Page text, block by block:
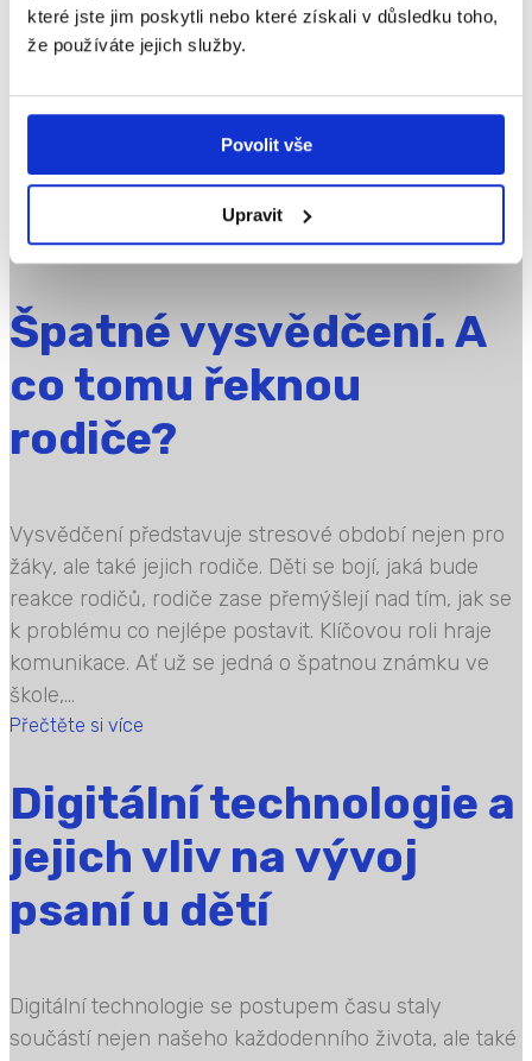
které jste jim poskytli nebo které získali v důsledku toho,
že používáte jejich služby.
Povolit vše
Upravit
Dětský výtvarný projev představuje jeden
z nejdůležitějších prostředků komunikace.
Prostřednictvím kresby děti vyjadřují své emoce,
zážitky i vnímání okolního světa. Stejně jako je
potřeba rozvíjet u dětí motorické schopnosti a řeč,
měli bychom děti podporovat také ve...
Přečtěte si více
Špatné vysvědčení. A
co tomu řeknou
rodiče?
Vysvědčení představuje stresové období nejen pro
žáky, ale také jejich rodiče. Děti se bojí, jaká bude
reakce rodičů, rodiče zase přemýšlejí nad tím, jak se
k problému co nejlépe postavit. Klíčovou roli hraje
komunikace. Ať už se jedná o špatnou známku ve
škole,...
Přečtěte si více
Digitální technologie a
jejich vliv na vývoj
psaní u dětí
Digitální technologie se postupem času staly
součástí nejen našeho každodenního života, ale také